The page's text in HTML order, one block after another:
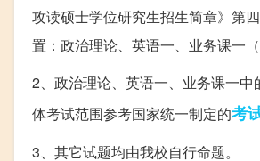
攻读硕士学位研究生招生简章》第
置：政治理论、英语一、业务课一
2、政治理论、英语一、业务课一
体考试范围参考国家统一制定的考
3、其它试题均由我校自行命题。